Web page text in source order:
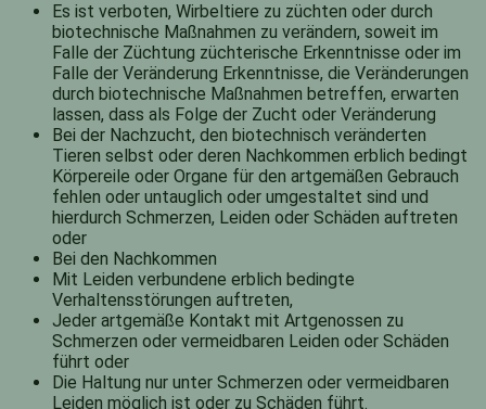
Es ist verboten, Wirbeltiere zu züchten oder durch
biotechnische Maßnahmen zu verändern, soweit im
Falle der Züchtung züchterische Erkenntnisse oder im
Falle der Veränderung Erkenntnisse, die Veränderungen
durch biotechnische Maßnahmen betreffen, erwarten
lassen, dass als Folge der Zucht oder Veränderung
Bei der Nachzucht, den biotechnisch veränderten
Tieren selbst oder deren Nachkommen erblich bedingt
Körpereile oder Organe für den artgemäßen Gebrauch
fehlen oder untauglich oder umgestaltet sind und
hierdurch Schmerzen, Leiden oder Schäden auftreten
oder
Bei den Nachkommen
Mit Leiden verbundene erblich bedingte
Verhaltensstörungen auftreten,
Jeder artgemäße Kontakt mit Artgenossen zu
Schmerzen oder vermeidbaren Leiden oder Schäden
führt oder
Die Haltung nur unter Schmerzen oder vermeidbaren
Leiden möglich ist oder zu Schäden führt.